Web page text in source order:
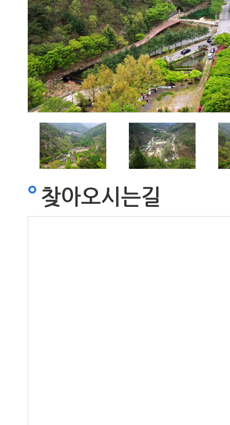
찾아오시는길